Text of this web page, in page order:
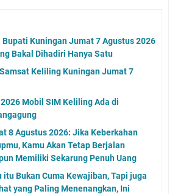
Kuningan Jumat 7 Agustus 2026
Bakal Dihadiri Hanya Satu
Keliling Kuningan Jumat 7
Mobil SIM Keliling Ada di
8 Agustus 2026: Jika Keberkahan
Kamu Akan Tetap Berjalan
Memiliki Sekarung Penuh Uang
itu Bukan Cuma Kewajiban, Tapi juga
yang Paling Menenangkan, Ini